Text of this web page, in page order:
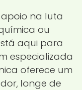
na luta
ou
aqui para
especializada
oferece um
longe de